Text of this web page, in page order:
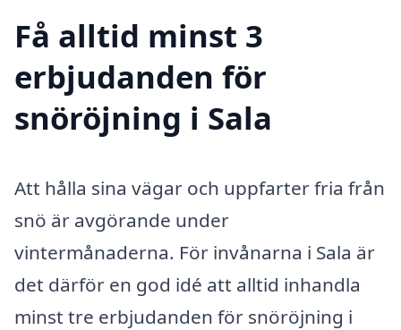
Få alltid minst 3
erbjudanden för
snöröjning i Sala
Att hålla sina vägar och uppfarter fria från
snö är avgörande under
vintermånaderna. För invånarna i Sala är
det därför en god idé att alltid inhandla
minst tre erbjudanden för snöröjning i